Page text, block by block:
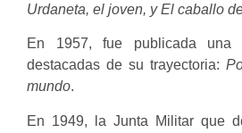
Urdaneta, el joven, y El caballo
En 1957, fue publicada
destacadas de su trayectoria:
mundo.
En 1949, la Junta Militar que